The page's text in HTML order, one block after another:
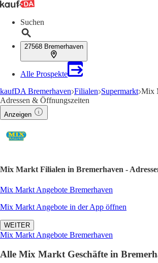
Suchen
27568 Bremerhaven
Alle Prospekte
kaufDA Bremerhaven Filialen Supermarkt Mix
Adressen & Öffnungszeiten
Anzeigen
Mix Markt Filialen in Bremerhaven -
Mix Markt Angebote Bremerhaven
Mix Markt Angebote in der App öffnen
WEITER
Mix Markt Angebote Bremerhaven
Alle Mix Markt Geschäfte in